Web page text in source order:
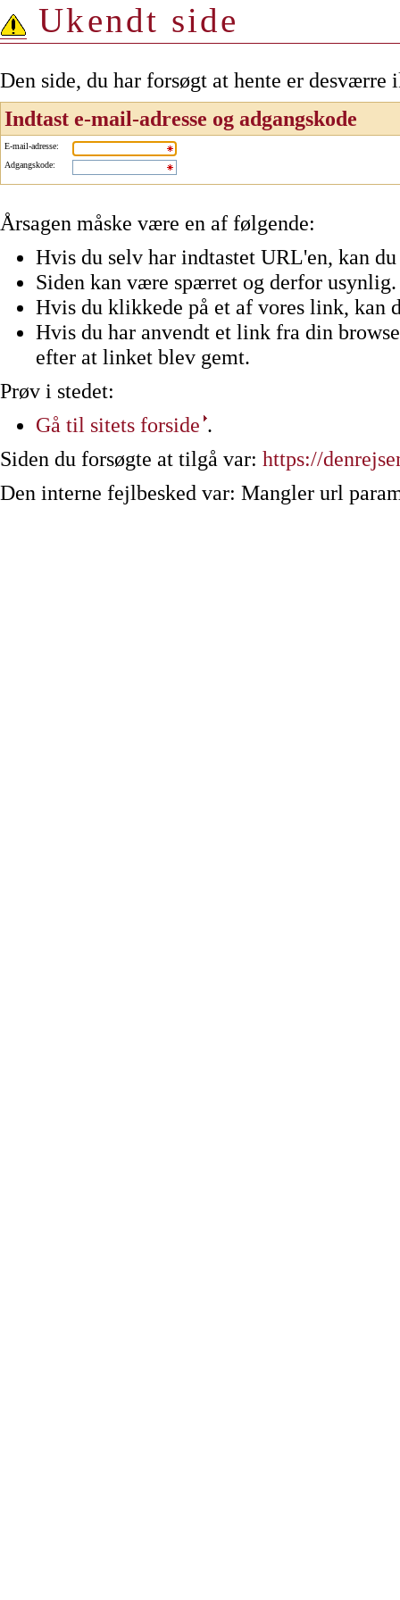
Ukendt side
Den side, du har forsøgt at hente er
Indtast e-mail-adresse og adgangskode
E-mail-adresse:
Adgangskode:
Årsagen måske være en af følgende:
Hvis du selv har indtastet URL'en, kan
Siden kan være spærret og derfor usynlig.
Hvis du klikkede på et af vores link, kan
Hvis du har anvendt et link fra din
efter at linket blev gemt.
Prøv i stedet:
Gå til sitets forside .
Siden du forsøgte at tilgå var: https://
Den interne fejlbesked var: Mangler url